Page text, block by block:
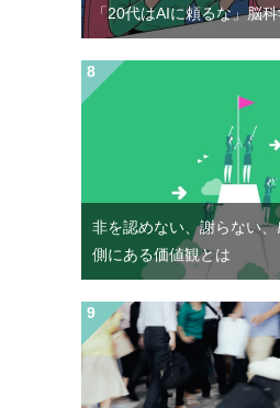
「20代はAIに頼るな」脳
非を認めない、謝らない
側にある価値観とは